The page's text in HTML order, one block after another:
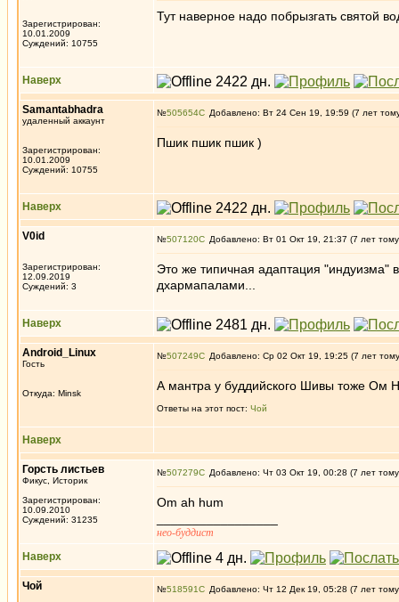
Зарегистрирован:
10.01.2009
Суждений: 10755
Тут наверное надо побрызгать святой
Наверх
Samantabhadra
удаленный аккаунт
Зарегистрирован:
10.01.2009
Суждений: 10755
№505654 Добавлено: Вт 24 Сен 19, 19:59 (7 лет
Пшик пшик пшик )
Наверх
V0id
Зарегистрирован:
12.09.2019
Суждений: 3
№507120 Добавлено: Вт 01 Окт 19, 21:37 (7 лет
Это же типичная адаптация "индуизма"
дхармапалами...
Наверх
Android_Linux
Гость
Откуда: Minsk
№507249 Добавлено: Ср 02 Окт 19, 19:25 (7 лет
А мантра у буддийского Шивы тоже Ом
Ответы на этот пост: Чой
Наверх
Горсть листьев
Фикус, Историк
Зарегистрирован:
10.09.2010
Суждений: 31235
№507279 Добавлено: Чт 03 Окт 19, 00:28 (7 лет
Om ah hum
нео-буддист
Наверх
Чой №518591 Добавлено: Чт 12 Дек 19, 05:28 (7 лет